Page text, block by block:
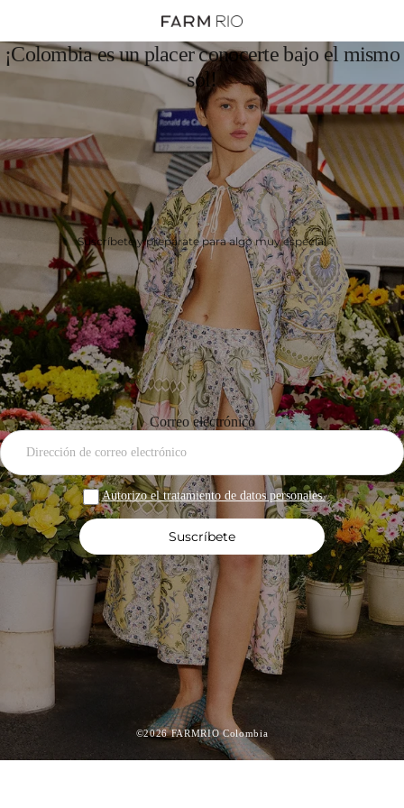
¡Colombia es un placer conocerte bajo el mismo
sol!
Suscríbete y prepárate para algo muy especial
Correo electrónico
Autorizo el tratamiento de datos personales.
Suscríbete
©2026 FARMRIO Colombia